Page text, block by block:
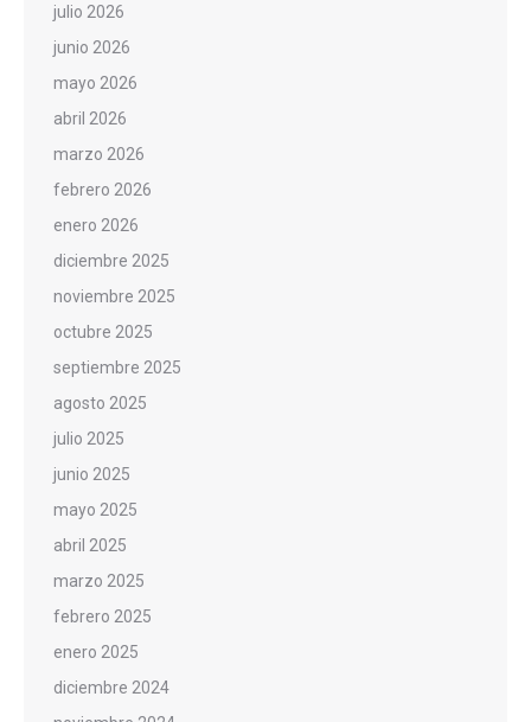
julio 2026
junio 2026
mayo 2026
abril 2026
marzo 2026
febrero 2026
enero 2026
diciembre 2025
noviembre 2025
octubre 2025
septiembre 2025
agosto 2025
julio 2025
junio 2025
mayo 2025
abril 2025
marzo 2025
febrero 2025
enero 2025
diciembre 2024